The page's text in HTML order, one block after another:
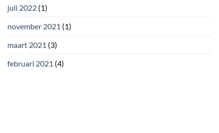
juli 2022 (1)
november 2021 (1)
maart 2021 (3)
februari 2021 (4)